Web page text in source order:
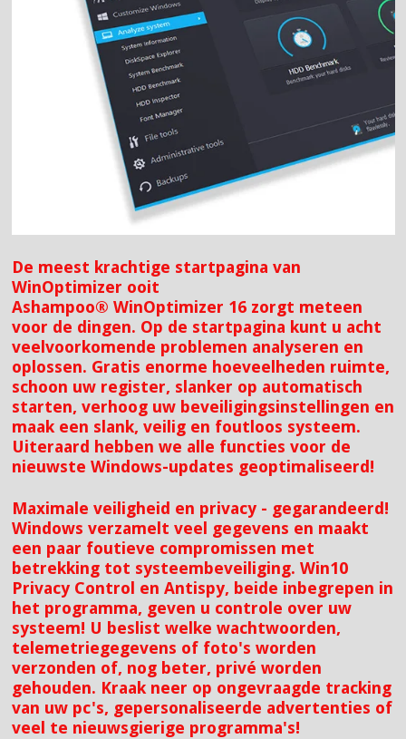
De meest krachtige startpagina van
WinOptimizer ooit
Ashampoo® WinOptimizer 16 zorgt meteen
voor de dingen. Op de startpagina kunt u acht
veelvoorkomende problemen analyseren en
oplossen. Gratis enorme hoeveelheden ruimte,
schoon uw register, slanker op automatisch
starten, verhoog uw beveiligingsinstellingen en
maak een slank, veilig en foutloos systeem.
Uiteraard hebben we alle functies voor de
nieuwste Windows-updates geoptimaliseerd!
Maximale veiligheid en privacy - gegarandeerd!
Windows verzamelt veel gegevens en maakt
een paar foutieve compromissen met
betrekking tot systeembeveiliging. Win10
Privacy Control en Antispy, beide inbegrepen in
het programma, geven u controle over uw
systeem! U beslist welke wachtwoorden,
telemetriegegevens of foto's worden
verzonden of, nog beter, privé worden
gehouden. Kraak neer op ongevraagde tracking
van uw pc's, gepersonaliseerde advertenties of
veel te nieuwsgierige programma's!